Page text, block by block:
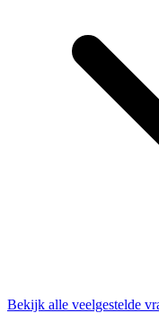
Bekijk alle veelgestelde